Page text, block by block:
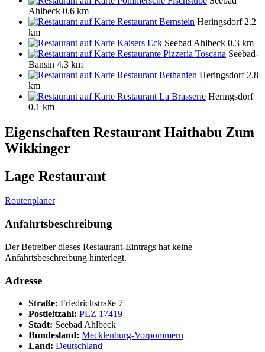
Ahlbeck 0.6 km
Restaurant Bernstein Heringsdorf 2.2
km
Kaisers Eck Seebad Ahlbeck 0.3 km
Restaurante Pizzeria Toscana Seebad-
Bansin 4.3 km
Restaurant Bethanien Heringsdorf 2.8
km
Restaurant La Brasserie Heringsdorf
0.1 km
Eigenschaften Restaurant Haithabu Zum
Wikkinger
Lage Restaurant
Routenplaner
Anfahrtsbeschreibung
Der Betreiber dieses Restaurant-Eintrags hat keine
Anfahrtsbeschreibung hinterlegt.
Adresse
Straße: Friedrichstraße 7
Postleitzahl: PLZ 17419
Stadt: Seebad Ahlbeck
Bundesland: Mecklenburg-Vorpommern
Land: Deutschland